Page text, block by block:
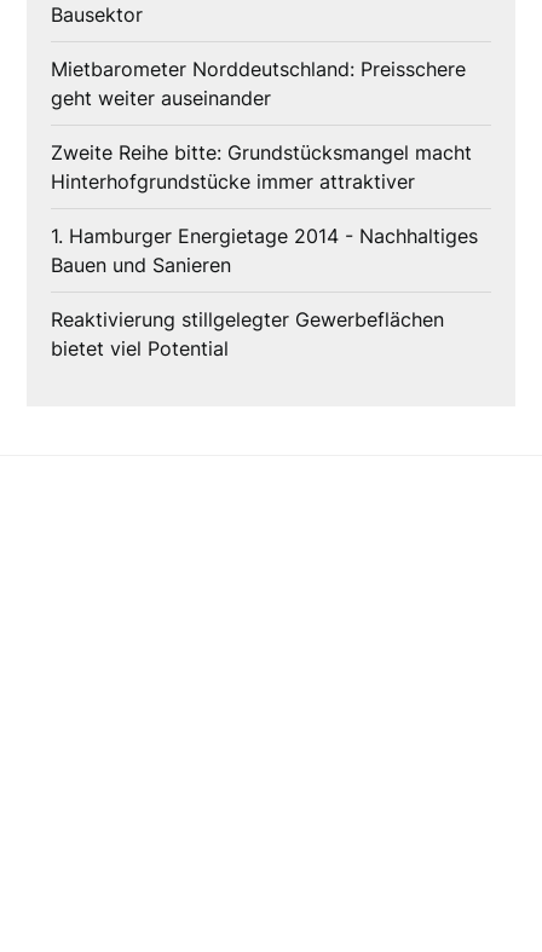
Bausektor
Mietbarometer Norddeutschland: Preisschere
geht weiter auseinander
Zweite Reihe bitte: Grundstücksmangel macht
Hinterhofgrundstücke immer attraktiver
1. Hamburger Energietage 2014 - Nachhaltiges
Bauen und Sanieren
Reaktivierung stillgelegter Gewerbeflächen
bietet viel Potential